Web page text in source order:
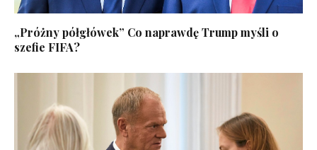
„Próżny półgłówek” Co naprawdę Trump myśli o
szefie FIFA?